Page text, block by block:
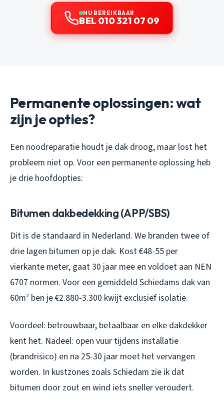
NU BEREIKBAAR
BEL 010 321 07 09
Permanente oplossingen: wat
zijn je opties?
Een noodreparatie houdt je dak droog, maar lost het
probleem niet op. Voor een permanente oplossing heb
je drie hoofdopties:
Bitumen dakbedekking (APP/SBS)
Dit is de standaard in Nederland. We branden twee of
drie lagen bitumen op je dak. Kost €48-55 per
vierkante meter, gaat 30 jaar mee en voldoet aan NEN
6707 normen. Voor een gemiddeld Schiedams dak van
60m² ben je €2.880-3.300 kwijt exclusief isolatie.
Voordeel: betrouwbaar, betaalbaar en elke dakdekker
kent het. Nadeel: open vuur tijdens installatie
(brandrisico) en na 25-30 jaar moet het vervangen
worden. In kustzones zoals Schiedam zie ik dat
bitumen door zout en wind iets sneller veroudert.